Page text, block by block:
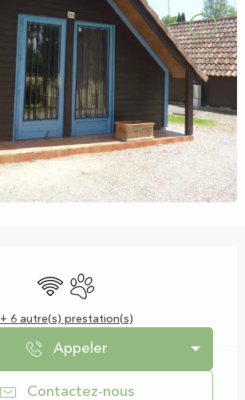
WiFi Animaux acceptés
+ 6 autre(s) prestation(s)
Appeler
Contactez-nous